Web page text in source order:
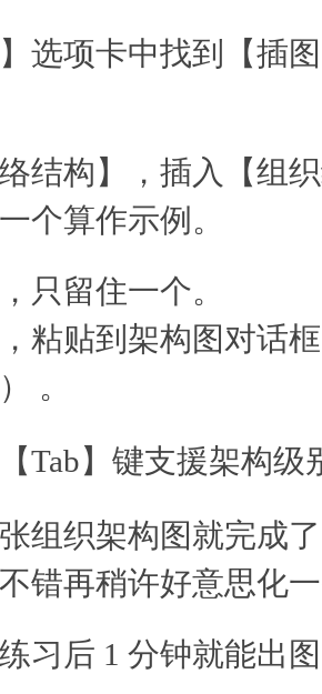
选项卡中找到【插
结构】，插入【组
个算作示例。
只留住一个。
粘贴到架构图对话
。
Tab】键支援架构级
组织架构图就完成
错再稍许好意思化
习后 1 分钟就能出